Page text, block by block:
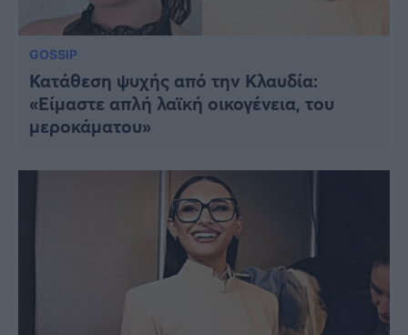
GOSSIP
Κατάθεση ψυχής από την Κλαυδία:
«Είμαστε απλή λαϊκή οικογένεια, του
μεροκάματου»